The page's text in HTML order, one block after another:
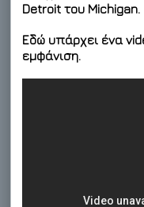
Detroit του Michigan.
Εδώ υπάρχει ένα
εμφάνιση.